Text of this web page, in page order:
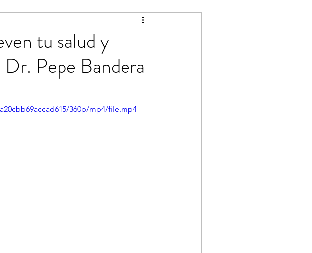
tu salud y
Pepe Bandera
360p/mp4/file.mp4